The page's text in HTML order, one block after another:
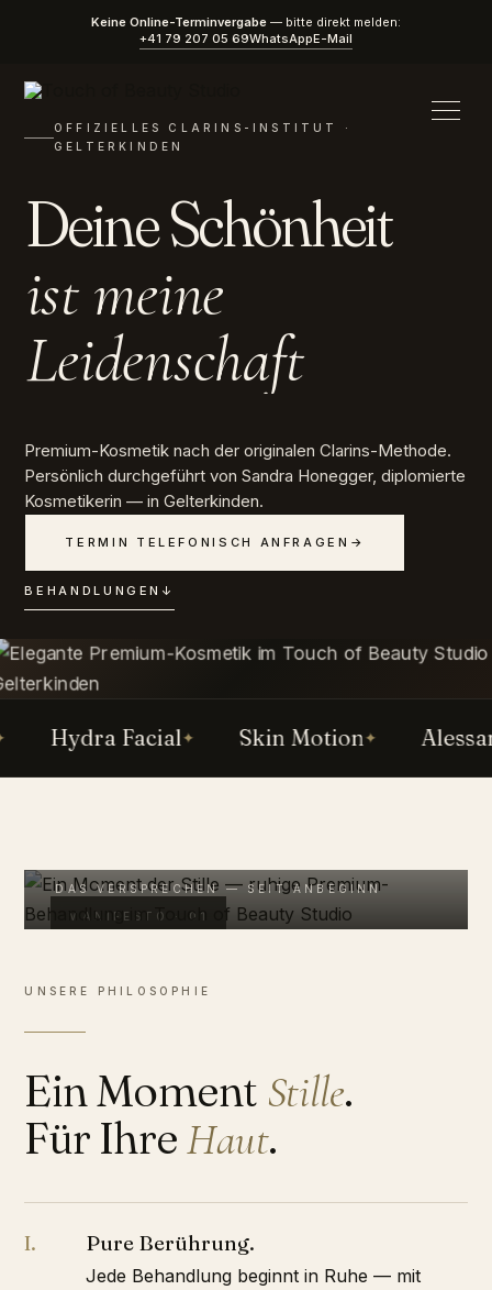
Keine Online-Terminvergabe — bitte direkt melden:
+41 79 207 05 69WhatsAppE-Mail
OFFIZIELLES CLARINS-INSTITUT ·
GELTERKINDEN
Deine Schönheit
ist meine
Leidenschaft
Premium-Kosmetik nach der originalen Clarins-Methode.
Persönlich durchgeführt von Sandra Honegger, diplomierte
Kosmetikerin — in Gelterkinden.
TERMIN TELEFONISCH ANFRAGEN →
BEHANDLUNGEN ↓
Hydra Facial Skin Motion
MANIFESTO · 01
DAS VERSPRECHEN — SEIT ANBEGINN
UNSERE PHILOSOPHIE
Ein Moment Stille.
Für IhreHaut.
I. Pure Berührung.
Jede Behandlung beginnt in Ruhe — mit